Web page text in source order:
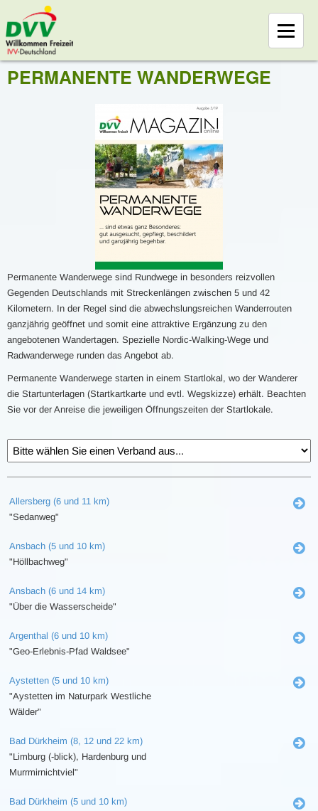
PERMANENTE WANDERWEGE
Permanente Wanderwege sind Rundwege in besonders reizvollen
Gegenden Deutschlands mit Streckenlängen zwischen 5 und 42
Kilometern. In der Regel sind die abwechslungsreichen Wanderrouten
ganzjährig geöffnet und somit eine attraktive Ergänzung zu den
angebotenen Wandertagen. Spezielle Nordic-Walking-Wege und
Radwanderwege runden das Angebot ab.
Permanente Wanderwege starten in einem Startlokal, wo der Wanderer
die Startunterlagen (Startkartkarte und evtl. Wegskizze) erhält. Beachten
Sie vor der Anreise die jeweiligen Öffnungszeiten der Startlokale.
Allersberg (6 und 11 km)
"Sedanweg"
Ansbach (5 und 10 km)
"Höllbachweg"
Ansbach (6 und 14 km)
"Über die Wasserscheide"
Argenthal (6 und 10 km)
"Geo-Erlebnis-Pfad Waldsee"
Aystetten (5 und 10 km)
"Aystetten im Naturpark Westliche
Wälder"
Bad Dürkheim (8, 12 und 22 km)
"Limburg (-blick), Hardenburg und
Murrmirnichtviel"
Bad Dürkheim (5 und 10 km)